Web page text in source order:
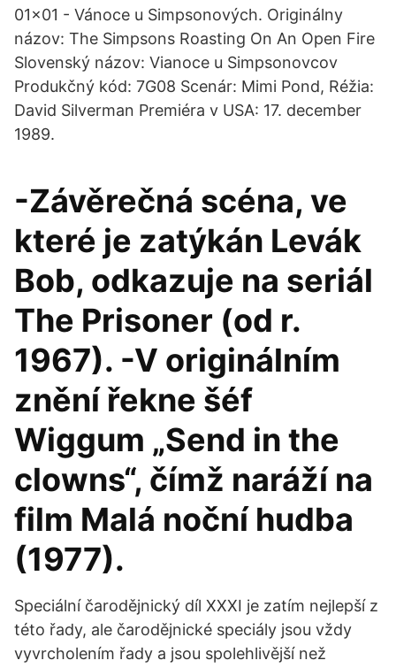
01x01 - Vánoce u Simpsonových. Originálny
názov: The Simpsons Roasting On An Open Fire
Slovenský názov: Vianoce u Simpsonovcov
Produkčný kód: 7G08 Scenár: Mimi Pond, Réžia:
David Silverman Premiéra v USA: 17. december
1989.
-Závěrečná scéna, ve
které je zatýkán Levák
Bob, odkazuje na seriál
The Prisoner (od r.
1967). -V originálním
znění řekne šéf
Wiggum „Send in the
clowns“, čímž naráží na
film Malá noční hudba
(1977).
Speciální čarodějnický díl XXXI je zatím nejlepší z
této řady, ale čarodějnické speciály jsou vždy
vyvrcholením řady a jsou spolehlivější než